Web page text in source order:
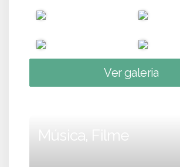
Ver galeria
Música, Filme